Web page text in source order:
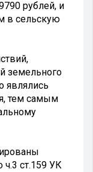
рублей, и
в сельскую
земельного
являлись
тем самым
ст.159 УК